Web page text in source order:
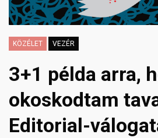
KÖZÉLET VEZÉR
3+1 példa arra,
okoskodtam
Editorial-